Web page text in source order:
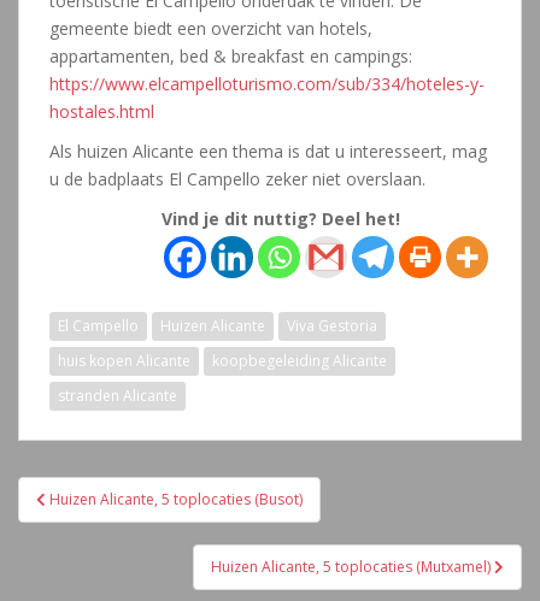
gemeente biedt een overzicht van hotels,
appartamenten, bed & breakfast en campings:
https://www.elcampelloturismo.com/sub/334/hoteles-y-
hostales.html
Als huizen Alicante een thema is dat u interesseert, mag
u de badplaats El Campello zeker niet overslaan.
Vind je dit nuttig? Deel het!
El Campello Huizen Alicante
Viva Gestoria
huis kopen Alicante
koopbegeleiding Alicante
stranden Alicante
Navegación
de
Huizen Alicante, 5 toplocaties (Busot)
Huizen Alicante, 5 toplocaties (Mutxamel)